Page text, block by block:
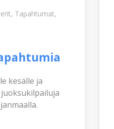
Tapahtumat,
kesälle ja